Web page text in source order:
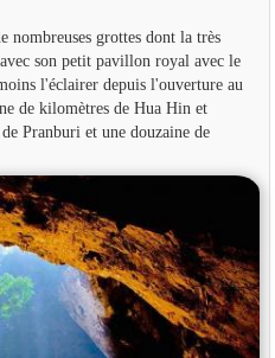
nombreuses grottes dont la très
son petit pavillon royal avec le
l'éclairer depuis l'ouverture au
de kilomètres de Hua Hin et
Pranburi et une douzaine de